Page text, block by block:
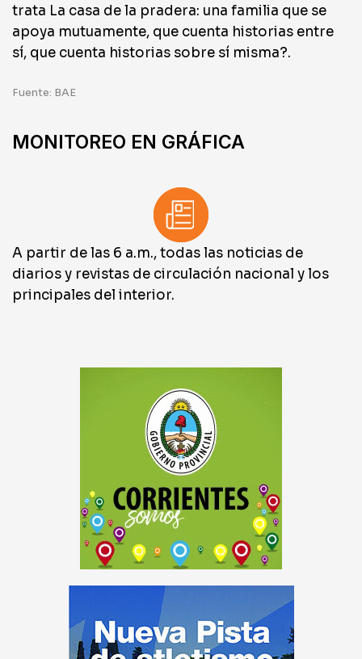
trata La casa de la pradera: una familia que se
apoya mutuamente, que cuenta historias entre
sí, que cuenta historias sobre sí misma?.
Fuente: BAE
MONITOREO EN GRÁFICA
A partir de las 6 a.m., todas las noticias de
diarios y revistas de circulación nacional y los
principales del interior.